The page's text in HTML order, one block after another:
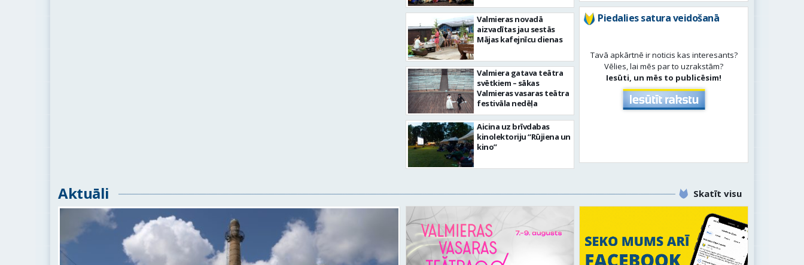
Valmieras novadā
aizvadītas jau sestās
Mājas kafejnīcu dienas
Valmiera gatava teātra
svētkiem – sākas
Valmieras vasaras teātra
festivāla nedēļa
Aicina uz brīvdabas
kinolektoriju “Rūjiena un
kino”
Piedalies satura veidošanā
Tavā apkārtnē ir noticis kas interesants?
Vēlies, lai mēs par to uzrakstām?
Iesūti, un mēs to publicēsim!
Aktuāli Skatīt visu